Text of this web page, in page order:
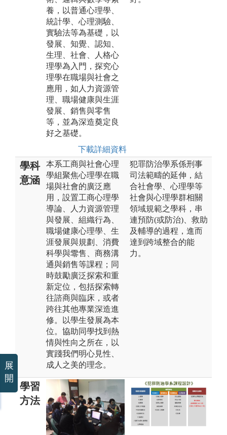
養，以普通心理學、
統計學、心理測驗、
實驗法等為基礎，以
發展、知覺、認知、
生理、社會、人格心
理學為入門，探究心
理學在職場與社會之
應用，如人力資源管
理、職場健康與生涯
發展、銷售與零售
等，並為深造奠定良
好之基礎。
下載詳細資料
學科
意涵
本系工商與社會心理
學組聚焦心理學在職
場與社會的廣泛應
用，設置工商心理學
導論、人力資源管理
與發展、組織行為、
職場健康心理學、生
涯發展與規劃、消費
科學與零售、商務溝
通與銷售等課程；同
時鼓勵廣泛探索和重
新定位，包括探索轉
往諮商與臨床，或者
跨往其他專業深造進
修。以學生發展為本
位。協助同學找到熱
情與性向之所在，以
實踐我們明心見性、
成人之美的理念。
犯罪防治學系係刑事
司法範疇的延伸，結
合社會學、心理學等
社會與心理學群相關
領域規範之學科，串
連預防(或防治)、救助
及輔導的過程，進而
達到跨域整合的能
力。
學習
方法
展
開